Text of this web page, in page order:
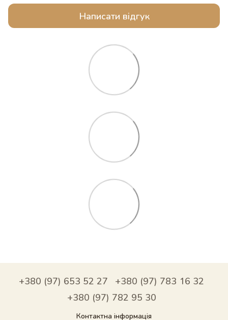
Написати відгук
+380 (97) 653 52 27
+380 (97) 783 16 32
+380 (97) 782 95 30
Контактна інформація